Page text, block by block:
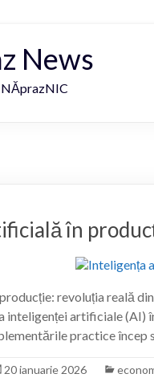
News
NĂprazNIC
în
revoluția reală
inteligenței artificiale (AI)
practice încep
20 ianuarie 2026